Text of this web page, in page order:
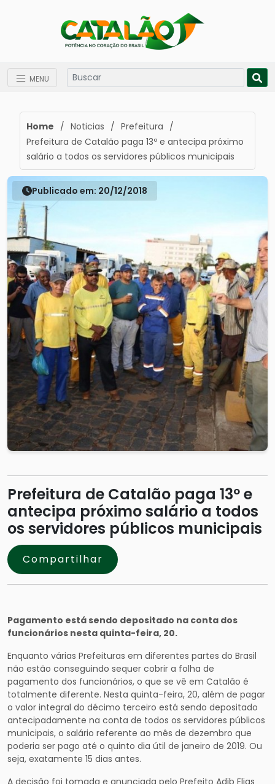
MENU
Home / Noticias / Prefeitura /
Prefeitura de Catalão paga 13º e antecipa próximo
salário a todos os servidores públicos municipais
Publicado em: 20/12/2018
Prefeitura de Catalão paga 13º e
antecipa próximo salário a todos
os servidores públicos municipais
Compartilhar
Pagamento está sendo depositado na conta dos
funcionários nesta quinta-feira, 20.
Enquanto várias Prefeituras em diferentes partes do Brasil
não estão conseguindo sequer cobrir a folha de
pagamento dos funcionários, o que se vê em Catalão é
totalmente diferente. Nesta quinta-feira, 20, além de pagar
o valor integral do décimo terceiro está sendo depositado
antecipadamente na conta de todos os servidores públicos
municipais, o salário referente ao mês de dezembro que
poderia ser pago até o quinto dia útil de janeiro de 2019. Ou
seja, exatamente 15 dias antes.
A decisão foi tomada e anunciada pelo Prefeito Adib Elias